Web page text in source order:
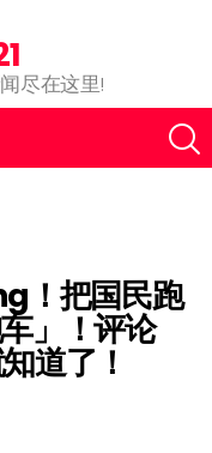
尽在这里!
！把国民跑
」！评论
道了！